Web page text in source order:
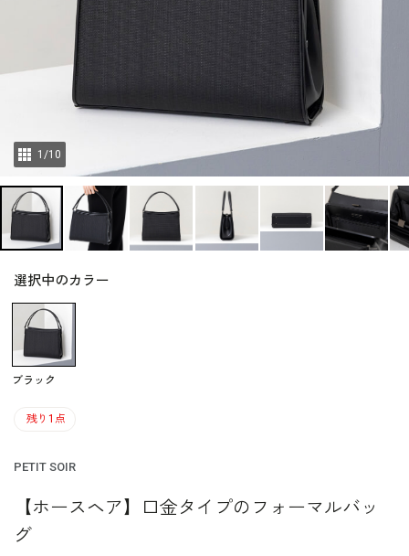
1 /10
選択中のカラー
ブラック
残り1点
PETIT SOIR
【ホースヘア】口金タイプのフォーマルバッ
グ